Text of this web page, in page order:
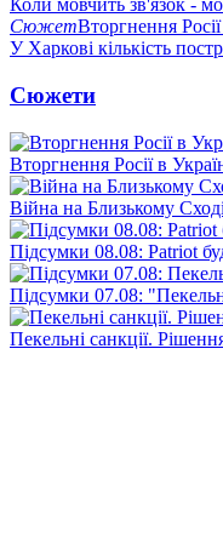
Коли мовчить зв'язок -
СюжетВторгнення
У Харкові кількість
Сюжети
Вторгнення Росії в
Війна на Близькому
Підсумки 08.08: Patriot
Підсумки 07.08:
Пекельні санкції.